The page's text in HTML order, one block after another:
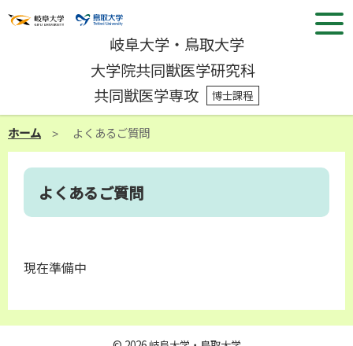
岐阜大学・鳥取大学
大学院共同獣医学研究科
共同獣医学専攻
博士課程
ホーム よくあるご質問
よくあるご質問
現在準備中